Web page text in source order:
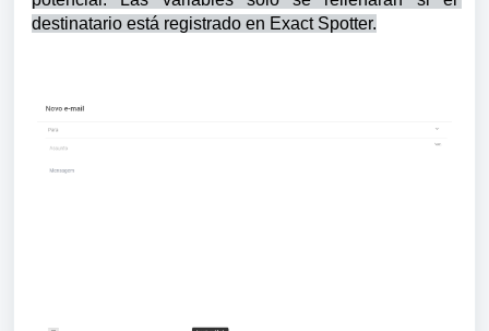
destinatario está registrado en Exact Spotter.